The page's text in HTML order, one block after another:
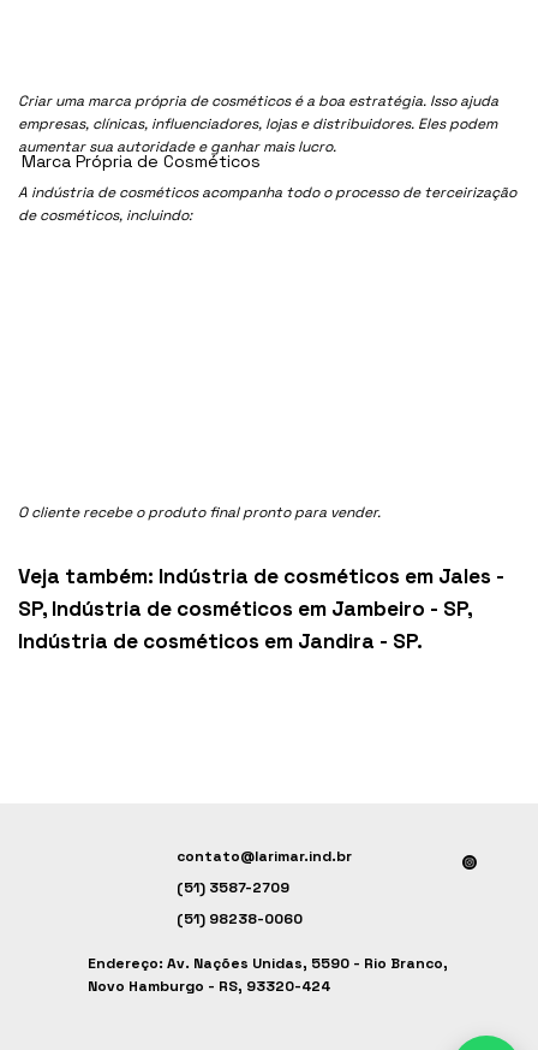
Criar uma marca própria de cosméticos é a boa estratégia. Isso ajuda
empresas, clínicas, influenciadores, lojas e distribuidores. Eles podem
aumentar sua autoridade e ganhar mais lucro.
A indústria de cosméticos acompanha todo o processo de terceirização
de cosméticos, incluindo:
O cliente recebe o produto final pronto para vender.
Veja também: Indústria de cosméticos em Jales -
SP, Indústria de cosméticos em Jambeiro - SP,
Indústria de cosméticos em Jandira - SP.
Marca Própria de Cosméticos
contato@larimar.ind.br
(51) 3587-2709
(51) 98238-0060
Endereço: Av. Nações Unidas, 5590 - Rio Branco,
Novo Hamburgo - RS, 93320-424